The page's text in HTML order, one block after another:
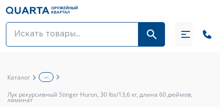
Оптовикам
Каталог ...
Лук рекурсивный Stinger Huron, 30 lbs/13,6 кг, длина 60 дюймов,
ламинат